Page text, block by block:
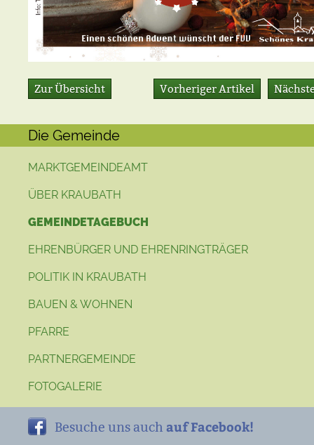
Vorheriger Artikel
Zur Übersicht
Die Gemeinde
MARKTGEMEINDEAMT
ÜBER KRAUBATH
GEMEINDETAGEBUCH
EHRENBÜRGER UND EHRENRINGTRÄGER
POLITIK IN KRAUBATH
BAUEN & WOHNEN
PFARRE
PARTNERGEMEINDE
FOTOGALERIE
Besuche uns auch auf Facebook!